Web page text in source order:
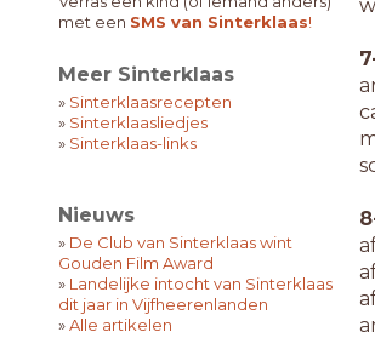
met een SMS van Sinterklaas!
Meer Sinterklaas
» Sinterklaasrecepten
» Sinterklaasliedjes
» Sinterklaas-links
Nieuws
» De Club van Sinterklaas wint
Gouden Film Award
» Landelijke intocht van Sinterklaas
dit jaar in Vijfheerenlanden
»Alle artikelen